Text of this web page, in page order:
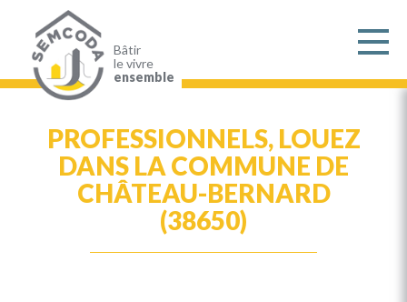
contenu
principal
Bâtir
le vivre
ensemble
PROFESSIONNELS, LOUEZ
DANS LA COMMUNE DE
CHÂTEAU-BERNARD
(38650)